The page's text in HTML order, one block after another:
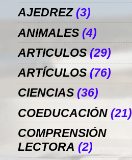
AJEDREZ (3)
ANIMALES (4)
ARTICULOS (29)
ARTÍCULOS (76)
CIENCIAS (36)
COEDUCACIÓN (21)
COMPRENSIÓN
LECTORA (2)